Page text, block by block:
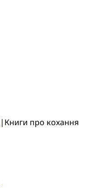
| Книги про кохання